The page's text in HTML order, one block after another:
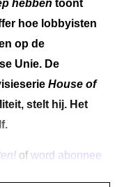
hebben toont
hoe lobbyisten
op de
Unie. De
House of
stelt hij. Het
ofword abonnee